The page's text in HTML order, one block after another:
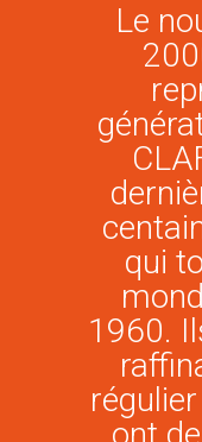
Le
qui
1960.